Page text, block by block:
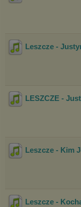
Leszcze -
LESZCZE -
Leszcze - Kim
Leszcze -